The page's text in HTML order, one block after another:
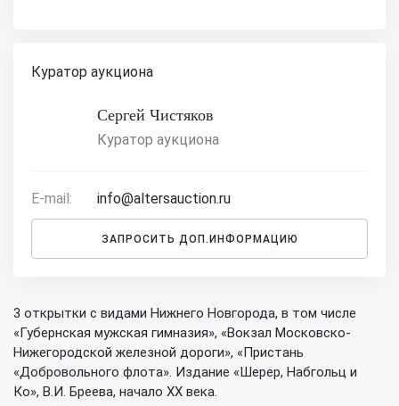
Куратор аукциона
Сергей Чистяков
Куратор аукциона
E-mail: info@altersauction.ru
ЗАПРОСИТЬ ДОП.ИНФОРМАЦИЮ
3 открытки с видами Нижнего Новгорода, в том числе
«Губернская мужская гимназия», «Вокзал Московско-
Нижегородской железной дороги», «Пристань
«Добровольного флота». Издание «Шерер, Набгольц и
Ко», В.И. Бреева, начало XX века.